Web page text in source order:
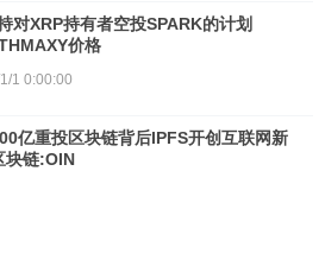
对XRP持有者空投SPARK的计划
价格
1 0:00:00
亿重投区块链背后IPFS开创互联网新
块链:OIN